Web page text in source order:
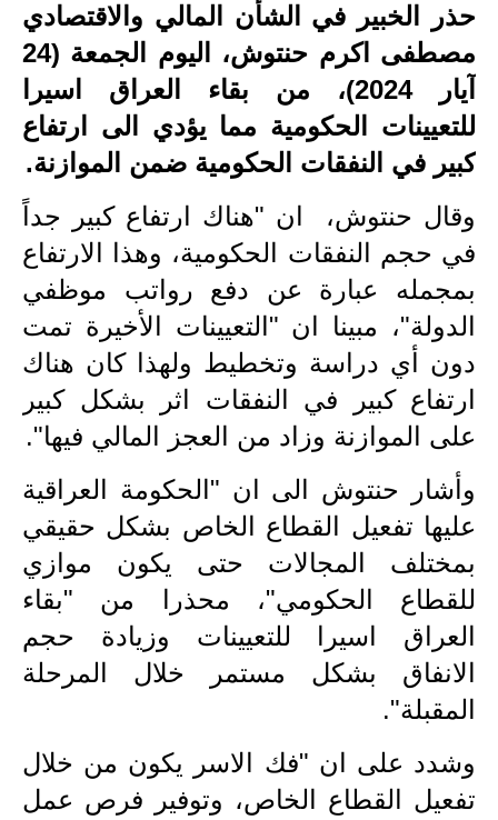
الاخبار الاقتصادية
الاخبار الرياضية
المدارس
نتائج الامتحانات
المرحلة الابتدائية
المرحلة المتوسطة
المرحلة الاعدادية
اسئلة وزارية
المرحلة الابتدائية
المرحلة المتوسطة
المرحلة الاعدادية
مرشحات
المرحلة المتوسطة
المرحلة الاعدادية
حذر الخبير في الشأن المالي والاقتصادي
مصطفى اكرم حنتوش، اليوم الجمعة (24
آيار 2024)، من بقاء العراق اسيرا
للتعيينات الحكومية مما يؤدي الى ارتفاع
كبير في النفقات الحكومية ضمن الموازنة.
وقال حنتوش، ان "هناك ارتفاع كبير جداً
في حجم النفقات الحكومية، وهذا الارتفاع
بمجمله عبارة عن دفع رواتب موظفي
الدولة"، مبينا ان "التعيينات الأخيرة تمت
دون أي دراسة وتخطيط ولهذا كان هناك
ارتفاع كبير في النفقات اثر بشكل كبير
على الموازنة وزاد من العجز المالي فيها".
وأشار حنتوش الى ان "الحكومة العراقية
عليها تفعيل القطاع الخاص بشكل حقيقي
بمختلف المجالات حتى يكون موازي
للقطاع الحكومي"، محذرا من "بقاء
العراق اسيرا للتعيينات وزيادة حجم
الانفاق بشكل مستمر خلال المرحلة
المقبلة".
وشدد على ان "فك الاسر يكون من خلال
تفعيل القطاع الخاص، وتوفير فرص عمل